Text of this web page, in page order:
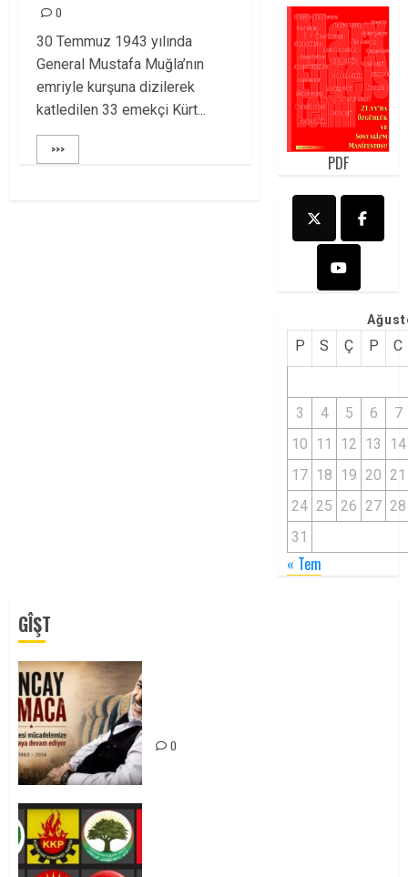
0
30 Temmuz 1943 yılında
General Mustafa Muğla’nın
emriyle kurşuna dizilerek
katledilen 33 emekçi Kürt...
>>>
PDF
P S Ç P C
3 4 5 6
7
10 11 12 13
14
17 18 19 20 21
24 25 26 27 28
31
« Tem
GÎŞT
0